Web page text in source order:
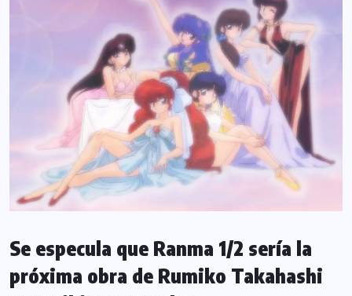
Se especula que Ranma 1/2 sería la
próxima obra de Rumiko Takahashi